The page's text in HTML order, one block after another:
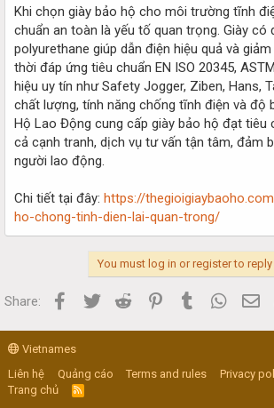
Khi chọn giày bảo hộ cho môi trường tĩnh
chuẩn an toàn là yếu tố quan trọng. Giày có
polyurethane giúp dẫn điện hiệu quả và
thời đáp ứng tiêu chuẩn EN ISO 20345,
hiệu uy tín như Safety Jogger, Ziben, Hans,
chất lượng, tính năng chống tĩnh điện và độ
Hộ Lao Động cung cấp giày bảo hộ đạt tiêu
cả cạnh tranh, dịch vụ tư vấn tận tâm, đảm
người lao động.
Chi tiết tại đây: https://
ho-chong-tinh-dien-lai-quan-trong/
You must log in or register to reply
Share: Facebook
Twitter Reddit PinterestTumblr
Vietnames
Liên hệ
Quảng cáo Terms and rules Privacy
Trang chủ
R
S